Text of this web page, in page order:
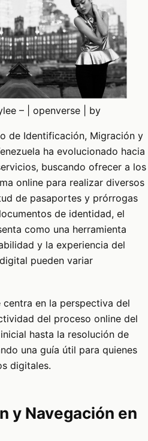
– | openverse | by
de Identificación, Migración y
ha evolucionado hacia
buscando ofrecer a los
online para realizar diversos
de pasaportes y prórrogas
de identidad, el
como una herramienta
y la experiencia del
pueden variar
en la perspectiva del
del proceso online del
hasta la resolución de
una guía útil para quienes
digitales.
y Navegación en